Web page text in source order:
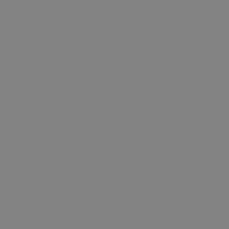
από το
με τον τρόπο
ότι οι
Cookie-
θυμάται τις
το
Script.com